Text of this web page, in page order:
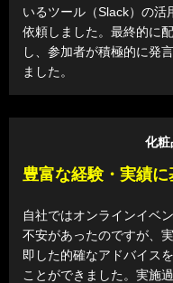
いるツール（Slack）の活
依頼しました。最終的に
し、参加者が積極的に発
ました。
豊富な経験・実績
化粧
自社ではオンラインイベ
不安があったのですが、
即した的確なアドバイス
ことができました。実施